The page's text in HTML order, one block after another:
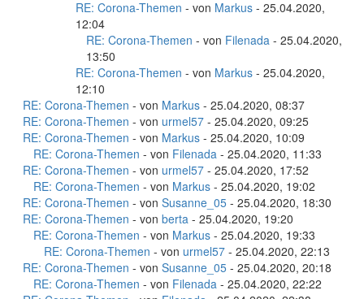
RE: Corona-Themen - von Markus - 25.04.2020,
12:04
RE: Corona-Themen - von Filenada - 25.04.2020,
13:50
RE: Corona-Themen - von Markus - 25.04.2020,
12:10
RE: Corona-Themen - von Markus - 25.04.2020, 08:37
RE: Corona-Themen - von urmel57 - 25.04.2020, 09:25
RE: Corona-Themen - von Markus - 25.04.2020, 10:09
RE: Corona-Themen - von Filenada - 25.04.2020, 11:33
RE: Corona-Themen - von urmel57 - 25.04.2020, 17:52
RE: Corona-Themen - von Markus - 25.04.2020, 19:02
RE: Corona-Themen - von Susanne_05 - 25.04.2020, 18:30
RE: Corona-Themen - von berta - 25.04.2020, 19:20
RE: Corona-Themen - von Markus - 25.04.2020, 19:33
RE: Corona-Themen - von urmel57 - 25.04.2020, 22:13
RE: Corona-Themen - von Susanne_05 - 25.04.2020, 20:18
RE: Corona-Themen - von Filenada - 25.04.2020, 22:22